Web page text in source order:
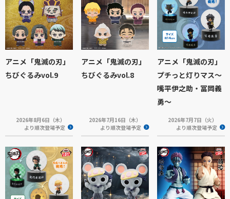
アニメ「鬼滅の刃」
ちびぐるみvol.9
2026年8月6日（木）
より順次登場予定
アニメ「鬼滅の刃」
ちびぐるみvol.8
2026年7月16日（木）
より順次登場予定
アニメ「鬼滅の刃」
プチっと灯りマス～
嘴平伊之助・冨岡義
勇～
2026年7月7日（火）
より順次登場予定